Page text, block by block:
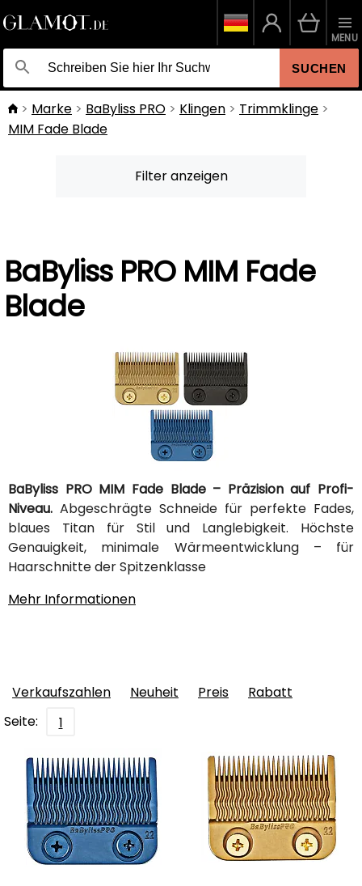
SUCHEN
MENU
Marke BaByliss PRO Klingen
Trimmklinge
MIM Fade Blade
Filter anzeigen
BaByliss PRO MIM Fade
Blade
BaByliss PRO MIM Fade Blade – Präzision auf Profi-
Niveau. Abgeschrägte Schneide für perfekte Fades,
blaues Titan für Stil und Langlebigkeit. Höchste
Genauigkeit, minimale Wärmeentwicklung – für
Haarschnitte der Spitzenklasse
Mehr Informationen
Verkaufszahlen Neuheit Preis
Rabatt
Seite:
1